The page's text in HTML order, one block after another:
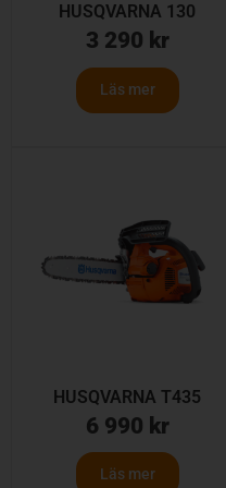
HUSQVARNA 130
3 290 kr
Läs mer
HUSQVARNA T435
6 990 kr
Läs mer